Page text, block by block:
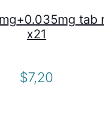
tab
x21
$7,20